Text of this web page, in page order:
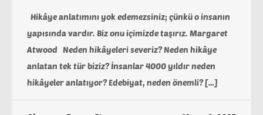
Hikâye anlatımını yok edemezsiniz; çünkü o insanın
yapısında vardır. Biz onu içimizde taşırız. Margaret
Atwood Neden hikâyeleri severiz? Neden hikâye
anlatan tek tür biziz? İnsanlar 4000 yıldır neden
hikâyeler anlatıyor? Edebiyat, neden önemli? […]